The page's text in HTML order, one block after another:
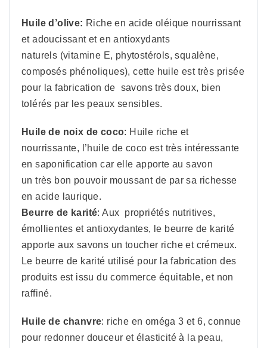
Huile d’olive: Riche en acide oléique nourrissant
et adoucissant et en antioxydants
naturels (vitamine E, phytostérols, squalène,
composés phénoliques), cette huile est très prisée
pour la fabrication de savons très doux, bien
tolérés par les peaux sensibles.
Huile de noix de coco: Huile riche et
nourrissante, l’huile de coco est très intéressante
en saponification car elle apporte au savon
un très bon pouvoir moussant de par sa richesse
en acide laurique.
Beurre de karité: Aux propriétés nutritives,
émollientes et antioxydantes, le beurre de karité
apporte aux savons un toucher riche et crémeux.
Le beurre de karité utilisé pour la fabrication des
produits est issu du commerce équitable, et non
raffiné.
Huile de chanvre: riche en oméga 3 et 6, connue
pour redonner douceur et élasticité à la peau,